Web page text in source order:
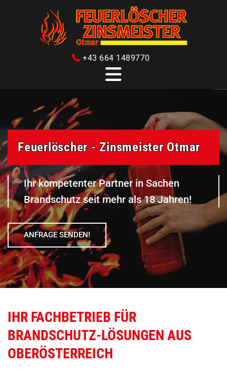
 +43 664 1489770
Feuerlöscher - Zinsmeister Otmar
Ihr kompetenter Partner in Sachen
Brandschutz seit mehr als 18 Jahren!
ANFRAGE SENDEN!
IHR FACHBETRIEB FÜR
BRANDSCHUTZ-LÖSUNGEN AUS
OBERÖSTERREICH